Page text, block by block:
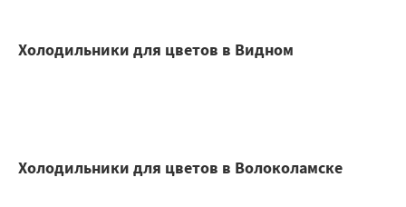
Холодильники для цветов в Видном
Холодильники для цветов в Волоколамске